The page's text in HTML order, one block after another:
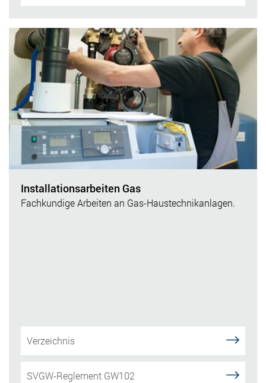
Installationsarbeiten Gas
Fachkundige Arbeiten an Gas-Haustechnikanlagen.
Verzeichnis
SVGW-Reglement GW102